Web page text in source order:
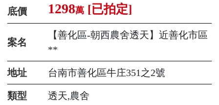
底價 1298萬 [已拍定]
案名
【善化區-朝西農舍透天】近善化市區
**
地址 台南市善化區牛庄351之2號
類型 透天,農舍